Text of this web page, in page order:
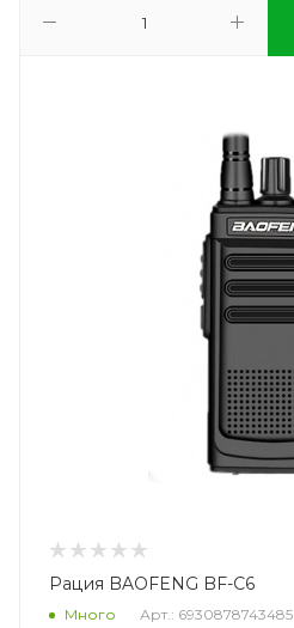
Рация BAOFENG BF-C6
Много Арт.: 6930878743485